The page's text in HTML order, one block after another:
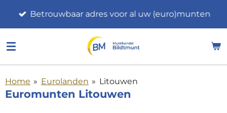
de
Betrouwbaar adres voor al uw (euro)munten
Home » Eurolanden » Litouwen
Euromunten Litouwen